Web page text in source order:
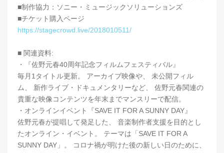
■制作協力：ソニー・ミュージックソリューションズ
■チケット購入ページ
https://stagecrowd.live/2018010511/
■ 関連資料:
・『佐野元春40周年記念フィルムフェスティバル』
毎月1タイトル更新。 アーカイブ映像や、 未公開フィル
ム、 新作ライブ・ドキュメンタリーなど、 佐野元春関連の
貴重な映像コンテンツを年末までマンスリーで配信。
・オンラインイベント『SAVE IT FOR A SUNNY DAY』
佐野元春が提唱して発足した、 音楽制作者支援を目的とし
たオンライン・イベント。 テーマは「SAVE IT FOR A
SUNNY DAY」。 コロナ禍が明けた後の新しい日のために、